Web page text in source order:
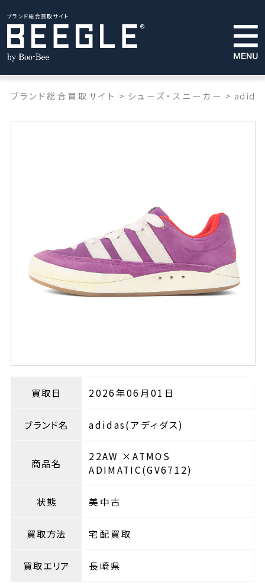
ブランド総合買取サイト
ブランド総合買取サイト > シューズ・スニーカー >
買取日 2026年06月01日
ブランド名 adidas(アディダス)
商品名
22AW ×ATMOS
ADIMATIC(GV6712)
状態 美中古
買取方法 宅配買取
買取エリア 長崎県